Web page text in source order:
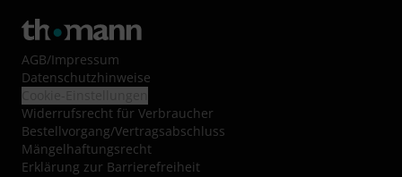
AGB/Impressum
Datenschutzhinweise
Widerrufsrecht für Verbraucher
Bestellvorgang/Vertragsabschluss
Mängelhaftungsrecht
Erklärung zur Barrierefreiheit